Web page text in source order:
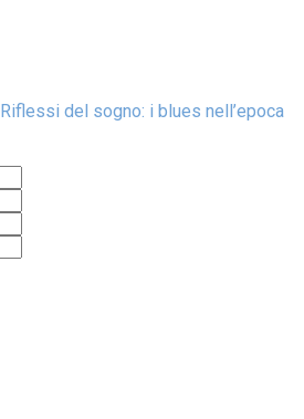
Riflessi del sogno: i blues nell’epoca